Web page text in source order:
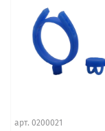
арт. 0200021